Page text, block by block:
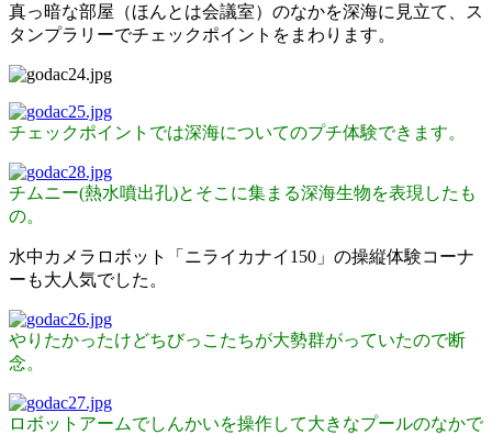
真っ暗な部屋（ほんとは会議室）のなかを深海に見立て、ス
タンプラリーでチェックポイントをまわります。
チェックポイントでは深海についてのプチ体験できます。
チムニー(熱水噴出孔)とそこに集まる深海生物を表現したも
の。
水中カメラロボット「ニライカナイ150」の操縦体験コーナ
ーも大人気でした。
やりたかったけどちびっこたちが大勢群がっていたので断
念。
ロボットアームでしんかいを操作して大きなプールのなかで